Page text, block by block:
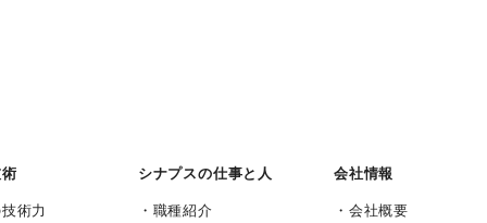
術力
シナプスの仕事と人
職種紹介
会社情報
会社概要